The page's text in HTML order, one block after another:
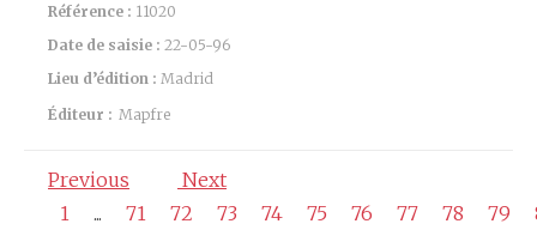
Référence : 11020
Date de saisie : 22-05-96
Lieu d’édition : Madrid
Éditeur : Mapfre
Previous
Next
1
... 71 72 73 74 75 76 77 78 79